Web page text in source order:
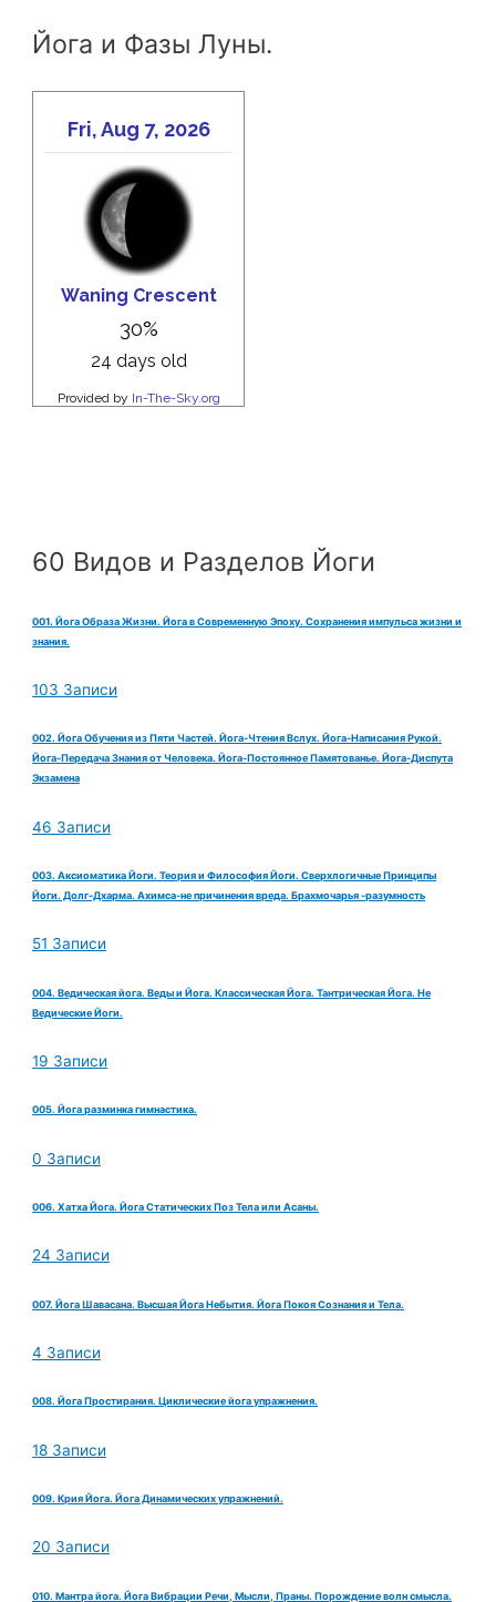
Йога и Фазы Луны.
60 Видов и Разделов Йоги
001. Йога Образа Жизни. Йога в Современную Эпоху. Сохранения импульса жизни и
знания.
103 Записи
002. Йога Обучения из Пяти Частей. Йога-Чтения Вслух. Йога-Написания Рукой.
Йога-Передача Знания от Человека. Йога-Постоянное Памятованье. Йога-Диспута
Экзамена
46 Записи
003. Аксиоматика Йоги. Теория и Философия Йоги. Сверхлогичные Принципы
Йоги. Долг-Дхарма. Ахимса-не причинения вреда. Брахмочарья -разумность
51 Записи
004. Ведическая йога. Веды и Йога. Классическая Йога. Тантрическая Йога. Не
Ведические Йоги.
19 Записи
005. Йога разминка гимнастика.
0 Записи
006. Хатха Йога. Йога Статических Поз Тела или Асаны.
24 Записи
007. Йога Шавасана. Высшая Йога Небытия. Йога Покоя Сознания и Тела.
4 Записи
008. Йога Простирания. Циклические йога упражнения.
18 Записи
009. Крия Йога. Йога Динамических упражнений.
20 Записи
010. Мантра йога. Йога Вибрации Речи, Мысли, Праны. Порождение волн смысла.